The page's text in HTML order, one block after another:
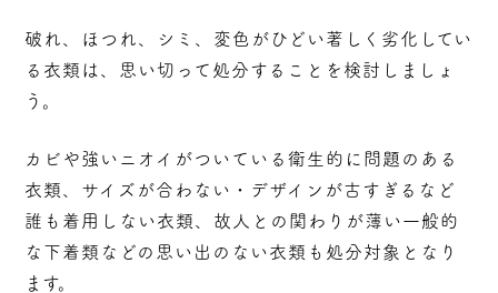
破れ、ほつれ、シミ、変色がひどい著しく劣化してい
る衣類は、思い切って処分することを検討しましょ
う。
カビや強いニオイがついている衛生的に問題のある
衣類、サイズが合わない・デザインが古すぎるなど
誰も着用しない衣類、故人との関わりが薄い一般的
な下着類などの思い出のない衣類も処分対象となり
ます。